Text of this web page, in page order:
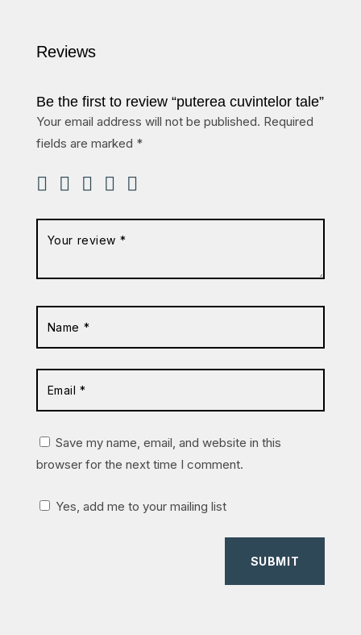
Reviews
Be the first to review “puterea cuvintelor tale”
Your email address will not be published. Required
fields are marked *
Save my name, email, and website in this
browser for the next time I comment.
Yes, add me to your mailing list
SUBMIT